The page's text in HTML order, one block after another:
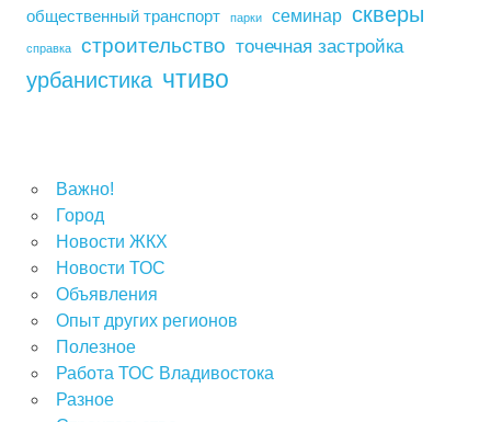
общественный транспорт
парки семинар скверы
справка строительство точечная застройка
урбанистика чтиво
Важно!
Город
Новости ЖКХ
Новости ТОС
Объявления
Опыт других регионов
Полезное
Работа ТОС Владивостока
Разное